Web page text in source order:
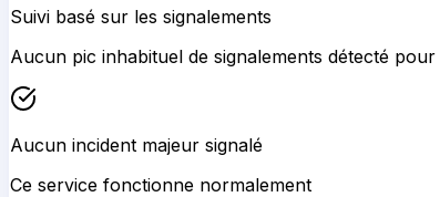
Suivi basé sur les signalements
Aucun pic inhabituel de signalements détecté pour
Aucun incident majeur signalé
Ce service fonctionne normalement